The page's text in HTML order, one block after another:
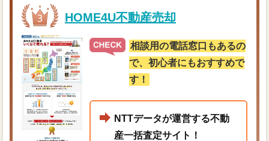
HOME4U不動産売却
相談用の電話窓口もあるの
で、初心者にもおすすめで
す！
NTTデータが運営する不動
産一括査定サイト！